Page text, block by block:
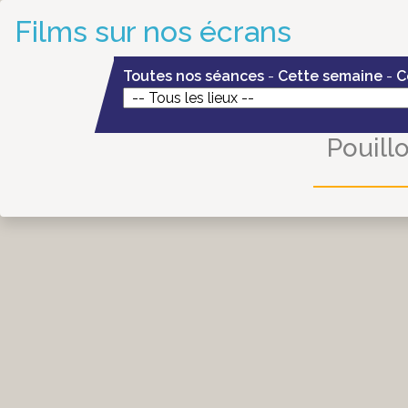
Films sur nos écrans
Toutes nos séances - Cette semaine -